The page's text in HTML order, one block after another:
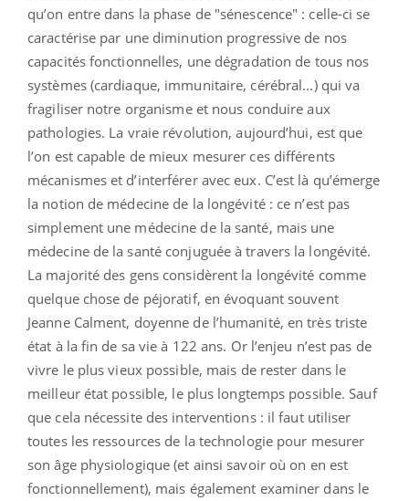
qu’on entre dans la phase de "sénescence" : celle-ci se
caractérise par une diminution progressive de nos
capacités fonctionnelles, une dégradation de tous nos
systèmes (cardiaque, immunitaire, cérébral...) qui va
fragiliser notre organisme et nous conduire aux
pathologies. La vraie révolution, aujourd’hui, est que
l’on est capable de mieux mesurer ces différents
mécanismes et d’interférer avec eux. C’est là qu’émerge
la notion de médecine de la longévité : ce n’est pas
simplement une médecine de la santé, mais une
médecine de la santé conjuguée à travers la longévité.
La majorité des gens considèrent la longévité comme
quelque chose de péjoratif, en évoquant souvent
Jeanne Calment, doyenne de l’humanité, en très triste
état à la fin de sa vie à 122 ans. Or l’enjeu n’est pas de
vivre le plus vieux possible, mais de rester dans le
meilleur état possible, le plus longtemps possible. Sauf
que cela nécessite des interventions : il faut utiliser
toutes les ressources de la technologie pour mesurer
son âge physiologique (et ainsi savoir où on en est
fonctionnellement), mais également examiner dans le